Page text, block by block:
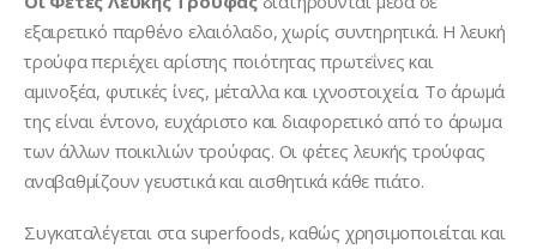
εξαιρετικό παρθένο ελαιόλαδο, χωρίς συντηρητικά. Η λευκή
τρούφα περιέχει αρίστης ποιότητας πρωτεΐνες και
αμινοξέα, φυτικές ίνες, μέταλλα και ιχνοστοιχεία. Το άρωμά
της είναι έντονο, ευχάριστο και διαφορετικό από το άρωμα
των άλλων ποικιλιών τρούφας. Οι φέτες λευκής τρούφας
αναβαθμίζουν γευστικά και αισθητικά κάθε πιάτο.
Συγκαταλέγεται στα superfoods, καθώς χρησιμοποιείται και